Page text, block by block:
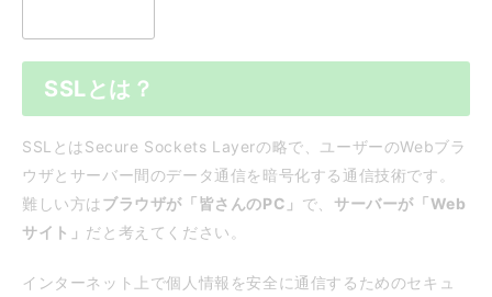
SSLとは？
SSLとはSecure Sockets Layerの略で、ユーザーのWebブラ
ウザとサーバー間のデータ通信を暗号化する通信技術です。
難しい方は ブラウザが「皆さんのPC」 で、サーバーが「Web
サイト」 だと考えてください。
インターネット上で個人情報を安全に通信するためのセキュ